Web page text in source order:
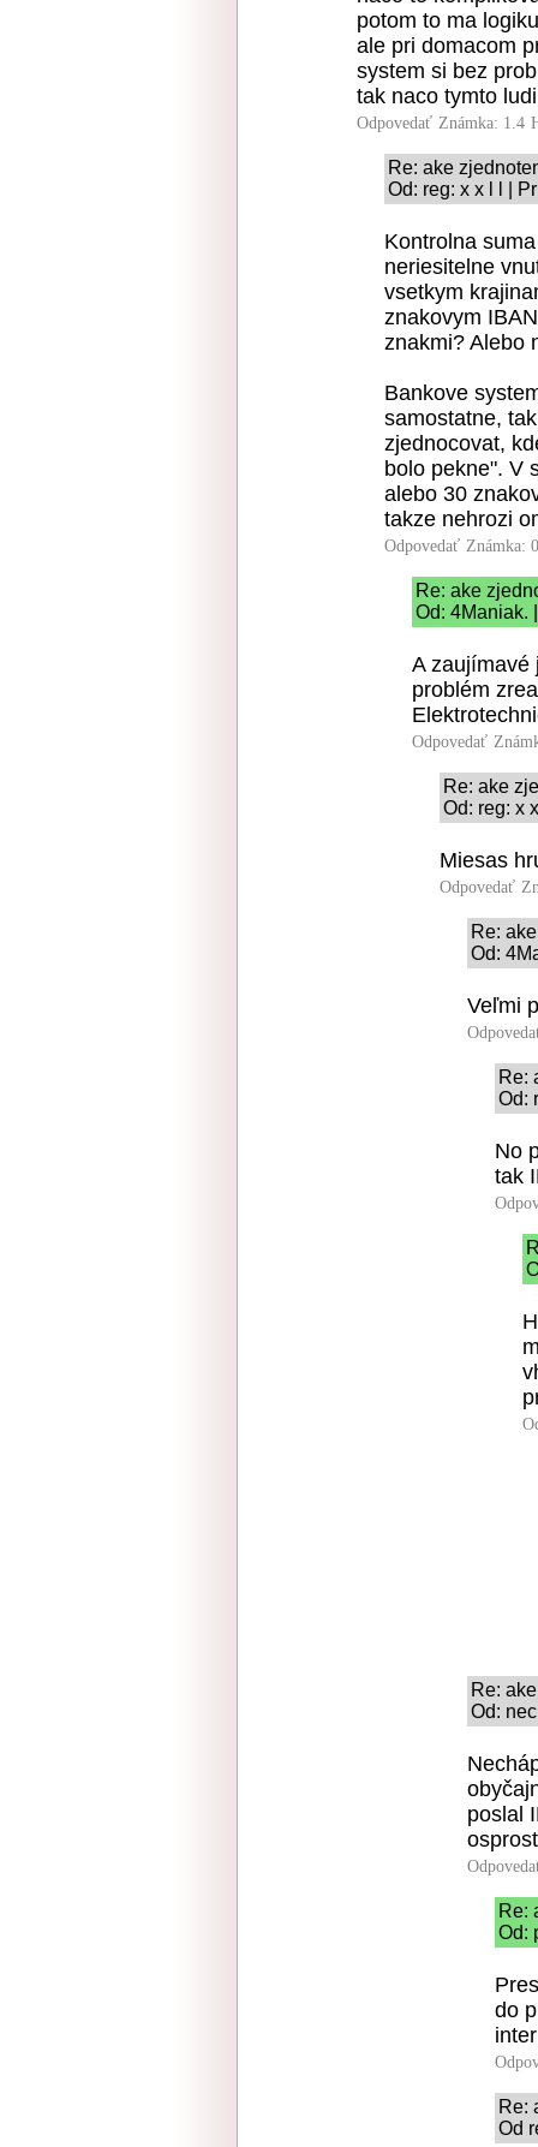
potom to ma
ale pri domacom
system si bez
tak naco tymto
Odpovedať Známka: 1.4
Re: ake
Od: reg: x x l l |
Kontrolna
neriesitelne
vsetkym
znakovym
znakmi? Alebo
Bankove
samostatne,
zjednocovat,
bolo pekne". V
alebo 30
takze nehrozi
Odpovedať Známka:
Re: ake
Od: 4Maniak.
A zaujímavé
problém
Odpovedať
Re: ake
Od: reg: x
Miesas
Odpovedať
Re:
Od:
Veľmi
Re:
Od:
No
tak
Re:
Od:
poslal
Re:
Od:
do
Re:
Od